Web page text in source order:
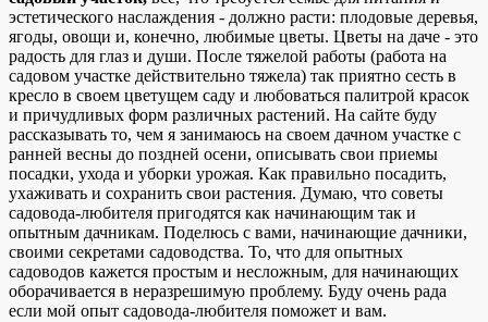
эстетического наслаждения - должно расти: плодовые деревья,
ягоды, овощи и, конечно, любимые цветы. Цветы на даче - это
радость для глаз и души. После тяжелой работы (работа на
садовом участке действительно тяжела) так приятно сесть в
кресло в своем цветущем саду и любоваться палитрой красок
и причудливых форм различных растений. На сайте буду
рассказывать то, чем я занимаюсь на своем дачном участке с
ранней весны до поздней осени, описывать свои приемы
посадки, ухода и уборки урожая. Как правильно посадить,
ухаживать и сохранить свои растения. Думаю, что советы
садовода-любителя пригодятся как начинающим так и
опытным дачникам. Поделюсь с вами, начинающие дачники,
своими секретами садоводства. То, что для опытных
садоводов кажется простым и несложным, для начинающих
оборачивается в неразрешимую проблему. Буду очень рада
если мой опыт садовода-любителя поможет и вам.